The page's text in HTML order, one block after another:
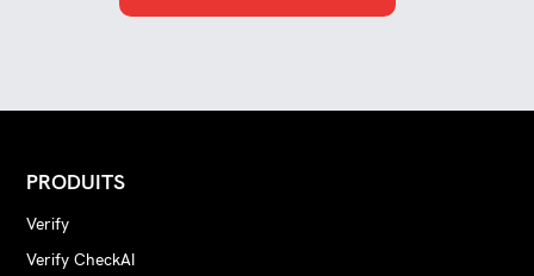
PRODUITS
Verify
Verify CheckAI